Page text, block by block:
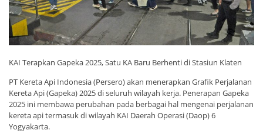
KAI Terapkan Gapeka 2025, Satu KA Baru Berhenti di Stasiun Klaten
PT Kereta Api Indonesia (Persero) akan menerapkan Grafik Perjalanan
Kereta Api (Gapeka) 2025 di seluruh wilayah kerja. Penerapan Gapeka
2025 ini membawa perubahan pada berbagai hal mengenai perjalanan
kereta api termasuk di wilayah KAI Daerah Operasi (Daop) 6
Yogyakarta.